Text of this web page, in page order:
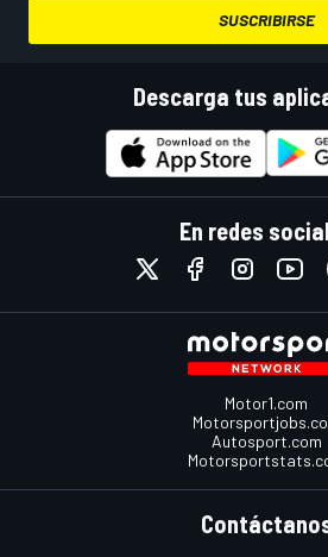
SUSCRIBIRSE
Descarga tus
En redes
Motor1.com
Autosport.com